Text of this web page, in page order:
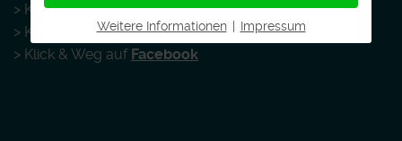
> Klick & Weg aufLinkedIn
> Klick & Weg aufInstagram
> Klick & Weg auf Facebook
Weitere Informationen | Impressum